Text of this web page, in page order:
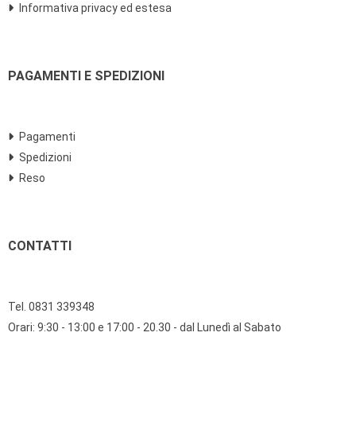
Informativa privacy ed estesa
PAGAMENTI E SPEDIZIONI
Pagamenti
Spedizioni
Reso
CONTATTI
Tel. 0831 339348
Orari: 9:30 - 13:00 e 17:00 - 20.30 - dal Lunedì al Sabato